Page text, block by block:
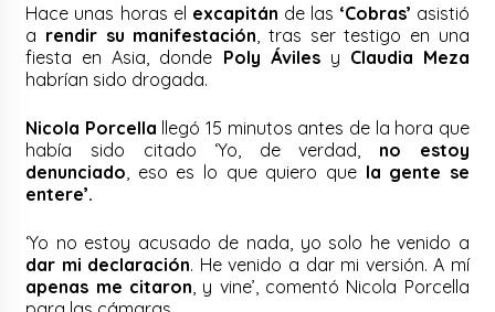
Hace unas horas el excapitán de las ‘Cobras’ asistió
a rendir su manifestación , tras ser testigo en una
fiesta en Asia, donde Poly Ávilesy Claudia Meza
habrían sido drogada.
Nicola Porcella llegó 15 minutos antes de la hora que
había sido citado ‘Yo, de verdad, no estoy
denunciado , eso es lo que quiero quela gente se
entere’.
‘Yo no estoy acusado de nada, yo solo he venido a
dar mi declaración. He venido a dar mi versión. A mí
apenas me citaron , y vine’, comentó Nicola Porcella